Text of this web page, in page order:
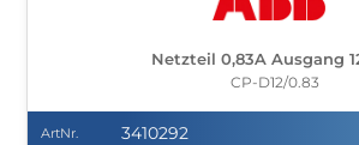
Netzteil 0,83A Ausgang
CP-D12/0.83
ArtNr. 3410292